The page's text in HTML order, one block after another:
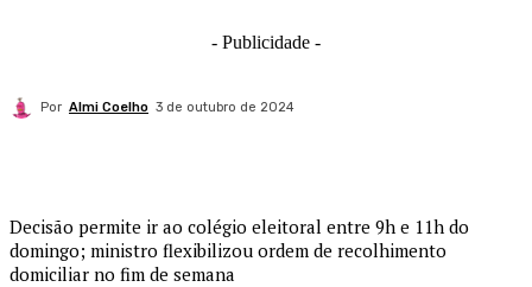
- Publicidade -
Por Almi Coelho 3 de outubro de 2024
Decisão permite ir ao colégio eleitoral entre 9h e 11h do
domingo; ministro flexibilizou ordem de recolhimento
domiciliar no fim de semana